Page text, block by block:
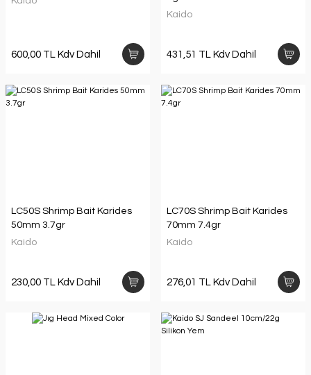
600,00 TL Kdv Dahil
Kaido
431,51 TL Kdv Dahil
LC50S Shrimp Bait Karides
50mm 3.7gr
Kaido
230,00 TL Kdv Dahil
LC70S Shrimp Bait Karides
70mm 7.4gr
Kaido
276,01 TL Kdv Dahil